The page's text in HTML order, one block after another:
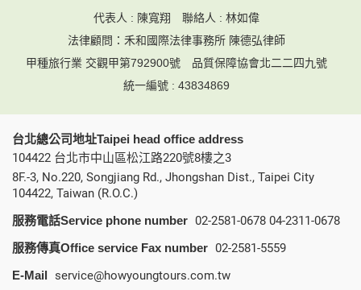
代表人 : 陳寬翔 聯絡人 : 林如偉
法律顧問：禾和國際法律事務所 陳德弘律師
甲種旅行業 交觀甲第792900號
品質保障協會北二二四九號
統一編號 : 43834869
台北總公司地址Taipei head office address
104422 台北市中山區松江路220號8樓之3
8F.-3, No.220, Songjiang Rd., Jhongshan Dist., Taipei City
104422, Taiwan (R.O.C.)
服務電話Service phone number 02-2581-0678 04-2311-0678
服務傳真Office service Fax number 02-2581-5559
E-Mail service@howyoungtours.com.tw